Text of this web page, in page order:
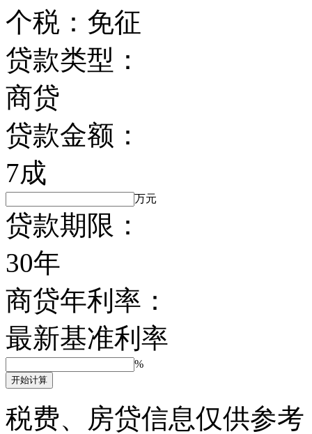
个税： 免征
贷款类型：
商贷
贷款金额：
7成
万元
贷款期限：
30年
商贷年利率：
最新基准利率
%
开始计算
税费、房贷信息仅供参